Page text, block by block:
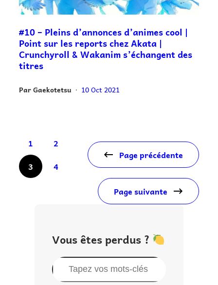
#10 – Pleins d’annonces d’animes cool |
Point sur les reports chez Akata |
Crunchyroll & Wakanim s’échangent des
titres
ParGaekotetsu • 10 Oct 2021
1
2
3
4
Page précédente
Page suivante
Vous êtes perdus ?
R
e